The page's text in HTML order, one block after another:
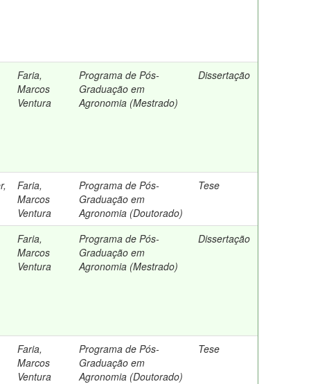
Faria,
Marcos
Ventura
Programa de Pós-
Graduação em
Agronomia (Mestrado)
Dissertação
Faria,
Marcos
Ventura
Programa de Pós-
Graduação em
Agronomia (Doutorado)
Tese
Faria,
Marcos
Ventura
Programa de Pós-
Graduação em
Agronomia (Mestrado)
Dissertação
Faria,
Marcos
Ventura
Programa de Pós-
Graduação em
Agronomia (Doutorado)
Tese